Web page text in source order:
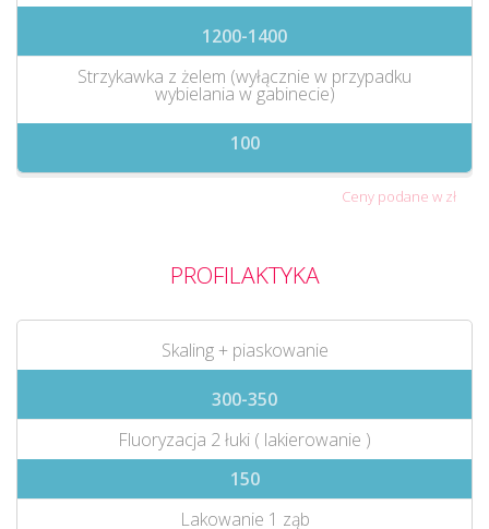
1200-1400
Strzykawka z żelem (wyłącznie w przypadku
wybielania w gabinecie)
100
Ceny podane w zł
PROFILAKTYKA
Skaling + piaskowanie
300-350
Fluoryzacja 2 łuki ( lakierowanie )
150
Lakowanie 1 ząb